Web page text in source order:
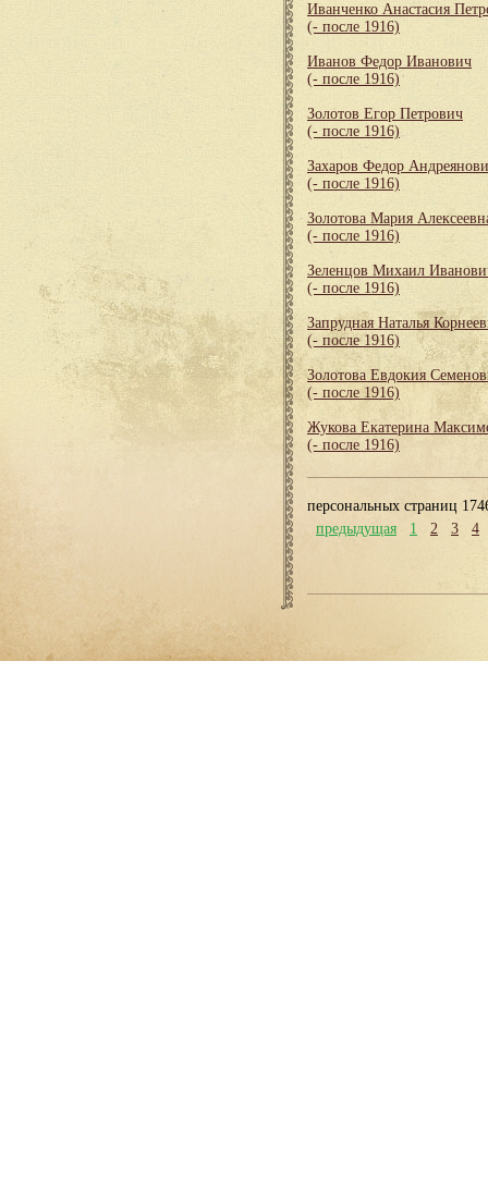
Иванченко Анастасия
(- после 1916)
Иванов Федор Иванович
(- после 1916)
Золотов Егор Петрович
(- после 1916)
Захаров Федор
(- после 1916)
Золотова Мария
(- после 1916)
Зеленцов Михаил
(- после 1916)
Запрудная Наталья
(- после 1916)
Золотова Евдокия
(- после 1916)
Жукова Екатерина
(- после 1916)
персональных страниц
предыдущая
1 2 3 4